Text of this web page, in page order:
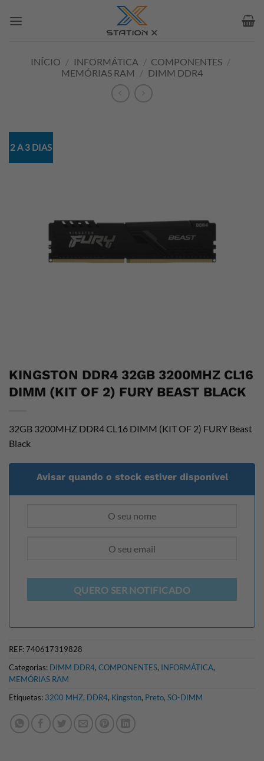
INÍCIO / INFORMÁTICA / COMPONENTES /
MEMÓRIAS RAM / DIMM DDR4
2 A 3 DIAS
KINGSTON DDR4 32GB 3200MHZ CL16
DIMM (KIT OF 2) FURY BEAST BLACK
32GB 3200MHZ DDR4 CL16 DIMM (KIT OF 2) FURY Beast
Black
Avisar quando o stock estiver disponível
QUERO SER NOTIFICADO
REF:740617319828
Categorias: DIMM DDR4, COMPONENTES, INFORMÁTICA,
MEMÓRIAS RAM
Etiquetas: 3200 MHZ, DDR4, Kingston, Preto, SO-DIMM